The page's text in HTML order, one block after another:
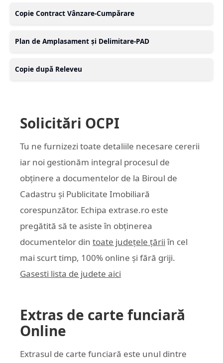
Copie Contract Vânzare-Cumpărare
Plan de Amplasament și Delimitare-PAD
Copie după Releveu
Solicitări OCPI
Tu ne furnizezi toate detaliile necesare cererii
iar noi gestionăm integral procesul de
obținere a documentelor de la Biroul de
Cadastru și Publicitate Imobiliară
corespunzător. Echipa extrase.ro este
pregătită să te asiste în obținerea
documentelor din toate județele țării în cel
mai scurt timp, 100% online și fără griji.
Gasesti lista de judete aici
Extras de carte funciară
Online
Extrasul de carte funciară este unul dintre